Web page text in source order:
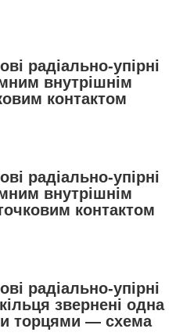
радіально-упірні
внутрішнім
контактом
радіально-упірні
внутрішнім
контактом
радіально-упірні
звернені одна
торцями — схема